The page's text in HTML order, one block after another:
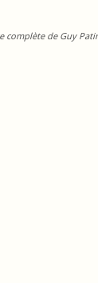
complète de Guy